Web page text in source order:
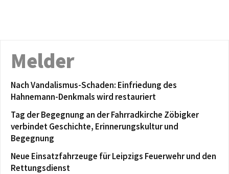
Melder
Nach Vandalismus-Schaden: Einfriedung des
Hahnemann-Denkmals wird restauriert
Tag der Begegnung an der Fahrradkirche Zöbigker
verbindet Geschichte, Erinnerungskultur und
Begegnung
Neue Einsatzfahrzeuge für Leipzigs Feuerwehr und den
Rettungsdienst